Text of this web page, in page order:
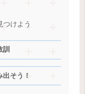
つけよう
そう！